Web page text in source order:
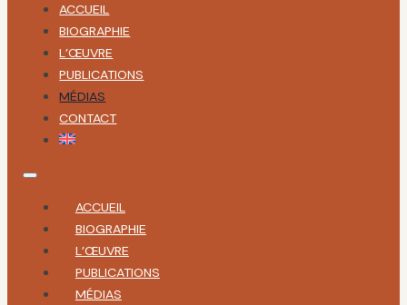
ACCUEIL
BIOGRAPHIE
L’ŒUVRE
PUBLICATIONS
MÉDIAS
CONTACT
ACCUEIL
BIOGRAPHIE
L’ŒUVRE
PUBLICATIONS
MÉDIAS